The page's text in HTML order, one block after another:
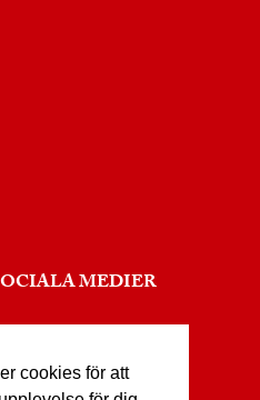
cookies för att
MEDIER